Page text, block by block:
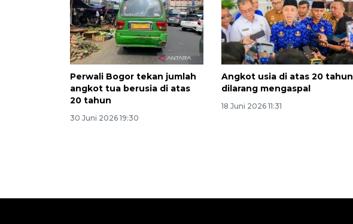
Perwali Bogor tekan jumlah
angkot tua berusia di atas
20 tahun
30 Juni 2026 19:30
Angkot usia di atas 20 tahun
dilarang mengaspal
18 Juni 2026 11:31